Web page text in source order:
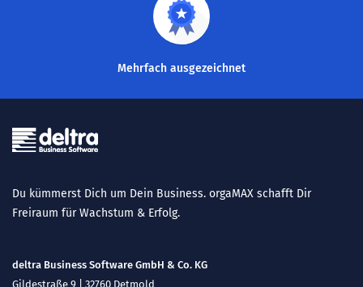
Mehrfach ausgezeichnet
Du kümmerst Dich um Dein Business. orgaMAX schafft Dir
Freiraum für Wachstum & Erfolg.
deltra Business Software GmbH & Co. KG
Gildestraße 9 | 32760 Detmold